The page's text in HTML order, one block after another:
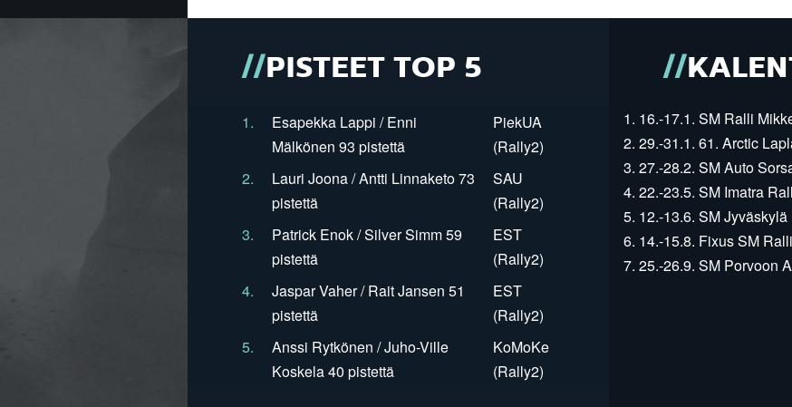
PISTEET TOP 5
1.
Esapekka Lappi / Enni
Mälkönen 93 pistettä
PiekUA
(Rally2)
2.
Lauri Joona / Antti Linnaketo 73
pistettä
SAU
(Rally2)
3.
Patrick Enok / Silver Simm 59
pistettä
EST
(Rally2)
4.
Jaspar Vaher / Rait Jansen 51
pistettä
EST
(Rally2)
5.
Anssi Rytkönen / Juho-Ville
Koskela 40 pistettä
KoMoKe
(Rally2)
1. 16.-17.1. SM Ralli
2. 29.-31.1. 61. Arctic
3. 27.-28.2. SM Auto
4. 22.-23.5. SM Imatra
5. 12.-13.6. SM
6. 14.-15.8. Fixus SM
7. 25.-26.9. SM Porvoon